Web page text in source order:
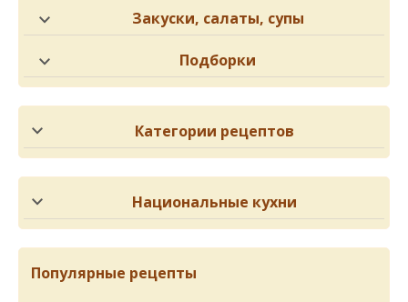
Закуски, салаты, супы
Подборки
Категории рецептов
Национальные кухни
Популярные рецепты